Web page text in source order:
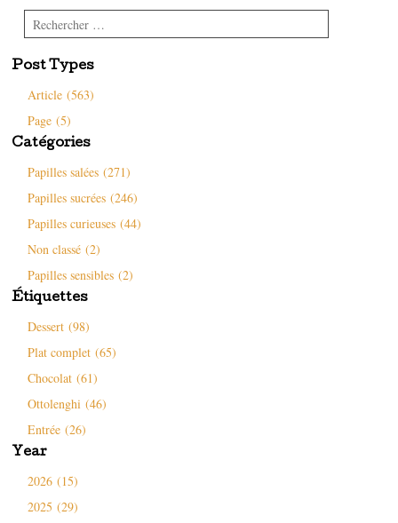
Rechercher
Post Types
Article (563)
Page (5)
Catégories
Papilles salées (271)
Papilles sucrées (246)
Papilles curieuses (44)
Non classé (2)
Papilles sensibles (2)
Étiquettes
Dessert (98)
Plat complet (65)
Chocolat (61)
Ottolenghi (46)
Entrée (26)
Year
2026 (15)
2025 (29)